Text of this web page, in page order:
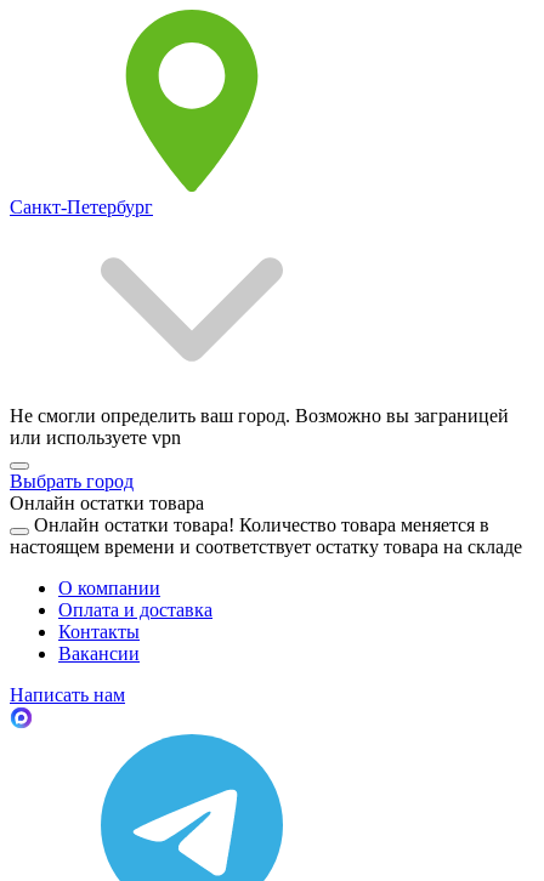
Санкт-Петербург
Не смогли определить ваш город. Возможно вы заграницей
или используете vpn
Выбрать город
Онлайн остатки товара
Онлайн остатки товара! Количество товара меняется в
настоящем времени и соответствует остатку товара на складе
О компании
Оплата и доставка
Контакты
Вакансии
Написать нам